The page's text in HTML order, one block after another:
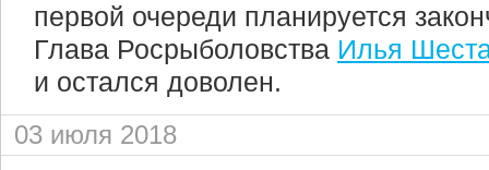
первой очереди планируется
Глава Росрыболовства Илья
и остался доволен.
03 июля 2018